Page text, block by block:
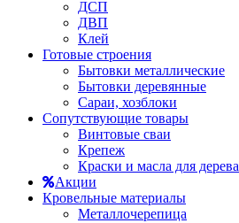
ДСП
ДВП
Клей
Готовые строения
Бытовки металлические
Бытовки деревянные
Сараи, хозблоки
Сопутствующие товары
Винтовые сваи
Крепеж
Краски и масла для дерева
Акции
Кровельные материалы
Металлочерепица